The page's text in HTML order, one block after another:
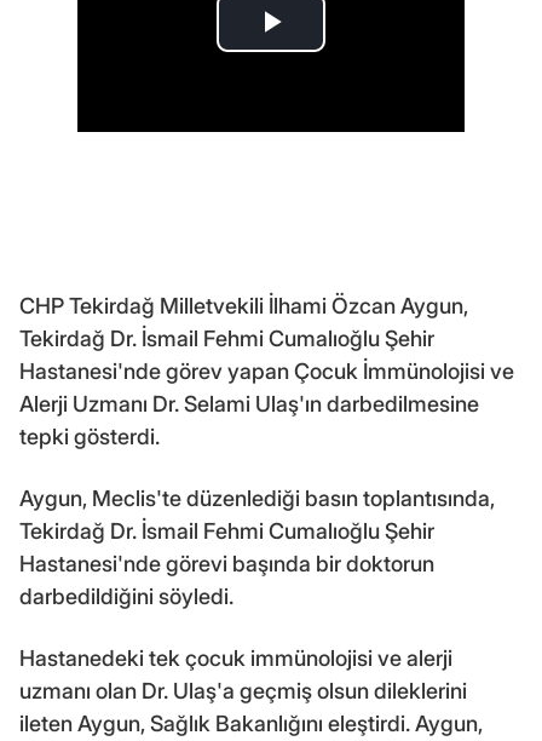
CHP Tekirdağ Milletvekili İlhami Özcan Aygun,
Tekirdağ Dr. İsmail Fehmi Cumalıoğlu Şehir
Hastanesi'nde görev yapan Çocuk İmmünolojisi ve
Alerji Uzmanı Dr. Selami Ulaş'ın darbedilmesine
tepki gösterdi.
Aygun, Meclis'te düzenlediği basın toplantısında,
Tekirdağ Dr. İsmail Fehmi Cumalıoğlu Şehir
Hastanesi'nde görevi başında bir doktorun
darbedildiğini söyledi.
Hastanedeki tek çocuk immünolojisi ve alerji
uzmanı olan Dr. Ulaş'a geçmiş olsun dileklerini
ileten Aygun, Sağlık Bakanlığını eleştirdi. Aygun,